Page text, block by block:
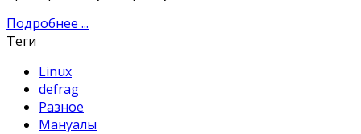
Подробнее ...
Теги
Linux
defrag
Разное
Мануалы